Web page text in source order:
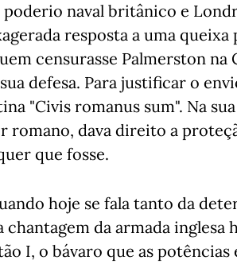
naval britânico e
resposta a uma
censurasse Palmerston na
defesa. Para justificar o
"Civis romanus sum". Na
romano, dava direito a
que fosse.
hoje se fala tanto da
da armada inglesa
I, o bávaro que as